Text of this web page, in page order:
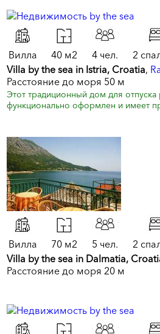
Вилла 40 м2 4 чел. 2
Villa by the sea in Istria, Croatia,
Расстояние до моря 50 м
Этот традиционный дом для
функционально оформлен и имеет
Вилла 70 м2 5 чел. 2
Villa by the sea in Dalmatia,
Расстояние до моря 20 м